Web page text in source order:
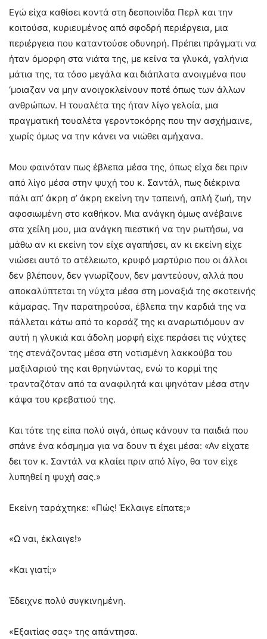
Εγώ είχα καθίσει κοντά στη δεσποινίδα Περλ και την
κοιτούσα, κυριευμένος από σφοδρή περιέργεια, μια
περιέργεια που καταντούσε οδυνηρή. Πρέπει πράγματι να
ήταν όμορφη στα νιάτα της, με κείνα τα γλυκά, γαλήνια
μάτια της, τα τόσο μεγάλα και διάπλατα ανοιγμένα που
‘μοιαζαν να μην ανοιγοκλείνουν ποτέ όπως των άλλων
ανθρώπων. Η τουαλέτα της ήταν λίγο γελοία, μια
πραγματική τουαλέτα γεροντοκόρης που την ασχήμαινε,
χωρίς όμως να την κάνει να νιώθει αμήχανα.
Μου φαινόταν πως έβλεπα μέσα της, όπως είχα δει πριν
από λίγο μέσα στην ψυχή του κ. Σαντάλ, πως διέκρινα
πάλι απ’ άκρη σ’ άκρη εκείνη την ταπεινή, απλή ζωή, την
αφοσιωμένη στο καθήκον. Μια ανάγκη όμως ανέβαινε
στα χείλη μου, μια ανάγκη πιεστική να την ρωτήσω, να
μάθω αν κι εκείνη τον είχε αγαπήσει, αν κι εκείνη είχε
νιώσει αυτό το ατέλειωτο, κρυφό μαρτύριο που οι άλλοι
δεν βλέπουν, δεν γνωρίζουν, δεν μαντεύουν, αλλά που
αποκαλύπτεται τη νύχτα μέσα στη μοναξιά της σκοτεινής
κάμαρας. Την παρατηρούσα, έβλεπα την καρδιά της να
πάλλεται κάτω από το κορσάζ της κι αναρωτιόμουν αν
αυτή η γλυκιά και άδολη μορφή είχε περάσει τις νύχτες
της στενάζοντας μέσα στη νοτισμένη λακκούβα του
μαξιλαριού της και θρηνώντας, ενώ το κορμί της
τρανταζόταν από τα αναφιλητά και ψηνόταν μέσα στην
κάψα του κρεβατιού της.
Και τότε της είπα πολύ σιγά, όπως κάνουν τα παιδιά που
σπάνε ένα κόσμημα για να δουν τι έχει μέσα: «Αν είχατε
δει τον κ. Σαντάλ να κλαίει πριν από λίγο, θα τον είχε
λυπηθεί η ψυχή σας.»
Εκείνη ταράχτηκε: «Πώς! Έκλαιγε είπατε;»
«Ω ναι, έκλαιγε!»
«Και γιατί;»
Έδειχνε πολύ συγκινημένη.
«Εξαιτίας σας» της απάντησα.